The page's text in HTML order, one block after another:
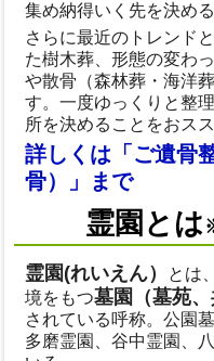
集め納得いく先を決め
さらに最近のトレンド
た樹木葬、形態の変わ
や散骨（森林葬・海洋
す。一度ゆっくりと整
所を決めることをおス
詳しくは「ご遺骨
骨）」まで
霊園とは
霊園(れいえん）
とは
境をもつ墓園（墓苑
されている呼称。公園
多磨霊園、谷中霊園、